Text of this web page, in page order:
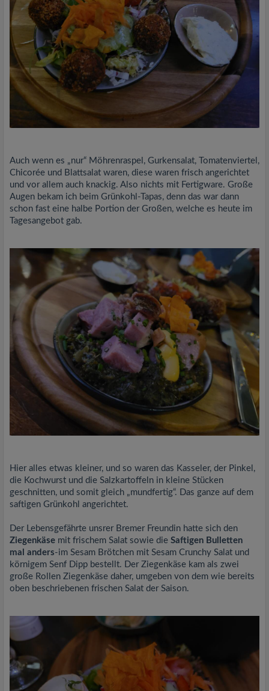
Auch wenn es „nur“ Möhrenraspel, Gurkensalat, Tomatenviertel,
Chicorée und Blattsalat waren, diese waren frisch angerichtet
und vor allem auch knackig. Also nichts mit Fertigware. Große
Augen bekam ich beim Grünkohl-Tapas, denn das war dann
schon fast eine halbe Portion der Großen, welche es heute im
Tagesangebot gab.
Hier alles etwas kleiner, und so waren das Kasseler, der Pinkel,
die Kochwurst und die Salzkartoffeln in kleine Stücken
geschnitten, und somit gleich „mundfertig“. Das ganze auf dem
saftigen Grünkohl angerichtet.
Der Lebensgefährte unsrer Bremer Freundin hatte sich den
Ziegenkäse mit frischem Salat sowie die Saftigen Bulletten
mal anders-im Sesam Brötchen mit Sesam Crunchy Salat und
körnigem Senf Dipp bestellt. Der Ziegenkäse kam als zwei
große Rollen Ziegenkäse daher, umgeben von dem wie bereits
oben beschriebenen frischen Salat der Saison.